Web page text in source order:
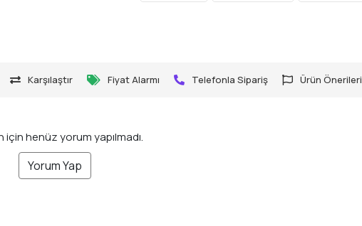
Karşılaştır Fiyat Alarmı Telefonla Sipariş Ürün Önerileri
için henüz yorum yapılmadı.
Yorum Yap